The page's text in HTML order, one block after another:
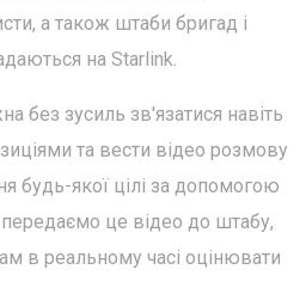
а також штаби бригад і
на Starlink.
без зусиль зв'язатися навіть
та вести відео розмову
будь-якої цілі за допомогою
це відео до штабу,
в реальному часі оцінювати